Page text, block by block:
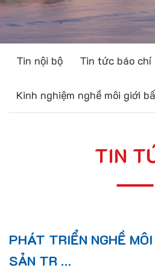
Tin nội bộ Tin tức báo chí
Kinh nghiệm nghề môi giới
TIN
PHÁT TRIỂN NGHỀ
SẢN TR …